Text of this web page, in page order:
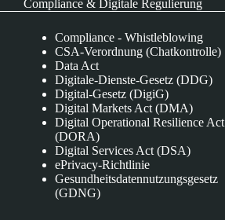
Compliance & Digitale Regulierung
Compliance - Whistleblowing
CSA-Verordnung (Chatkontrolle)
Data Act
Digitale-Dienste-Gesetz (DDG)
Digital-Gesetz (DigiG)
Digital Markets Act (DMA)
Digital Operational Resilience Act
(DORA)
Digital Services Act (DSA)
ePrivacy-Richtlinie
Gesundheitsdatennutzungsgesetz
(GDNG)